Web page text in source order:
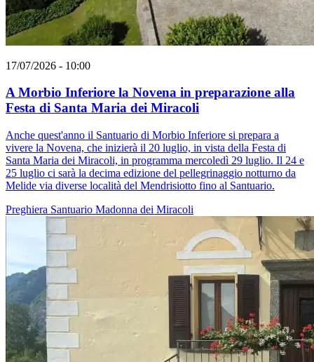
17/07/2026 - 10:00
A Morbio Inferiore la Novena in preparazione alla
Festa di Santa Maria dei Miracoli
Anche quest'anno il Santuario di Morbio Inferiore si prepara a
vivere la Novena, che inizierà il 20 luglio, in vista della Festa di
Santa Maria dei Miracoli, in programma mercoledì 29 luglio. Il 24 e
25 luglio ci sarà la decima edizione del pellegrinaggio notturno da
Melide via diverse località del Mendrisiotto fino al Santuario.
Preghiera Santuario Madonna dei Miracoli